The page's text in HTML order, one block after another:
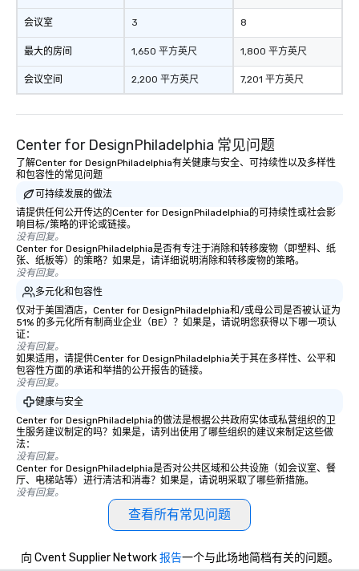
会议室
最大的房间
会议空间
3
1,650 平方英尺
2,200 平方英尺
8
1,800 平方英尺
7,201 平方英尺
Center for DesignPhiladelphia 常见问题
了解Center for DesignPhiladelphia有关健康与安全、可持续性以及多样性
和包容性的常见问题
可持续发展的做法
请提供任何公开传达的Center for DesignPhiladelphia的可持续性或社会影
响目标/策略的评论或链接。
没有回复。
Center for DesignPhiladelphia是否有专注于消除和转移废物（即塑料、纸
张、纸板等）的策略？如果是，请详细说明消除和转移废物的策略。
没有回复。
多元化和包容性
仅对于美国酒店，Center for DesignPhiladelphia和/或母公司是否被认证为
51% 的多元化所有制商业企业（BE）？如果是，请说明您获得以下哪一项认
证：
没有回复。
如果适用，请提供Center for DesignPhiladelphia关于其在多样性、公平和
包容性方面的承诺和举措的公开报告的链接。
没有回复。
健康与安全
Center for DesignPhiladelphia的做法是根据公共政府实体或私营组织的卫
生服务建议制定的吗？如果是，请列出使用了哪些组织的建议来制定这些做
法：
没有回复。
Center for DesignPhiladelphia是否对公共区域和公共设施（如会议室、餐
厅、电梯站等）进行清洁和消毒？如果是，请说明采取了哪些新措施。
没有回复。
查看所有常见问题
向 Cvent Supplier Network报告一个与此场地简档有关的问题。